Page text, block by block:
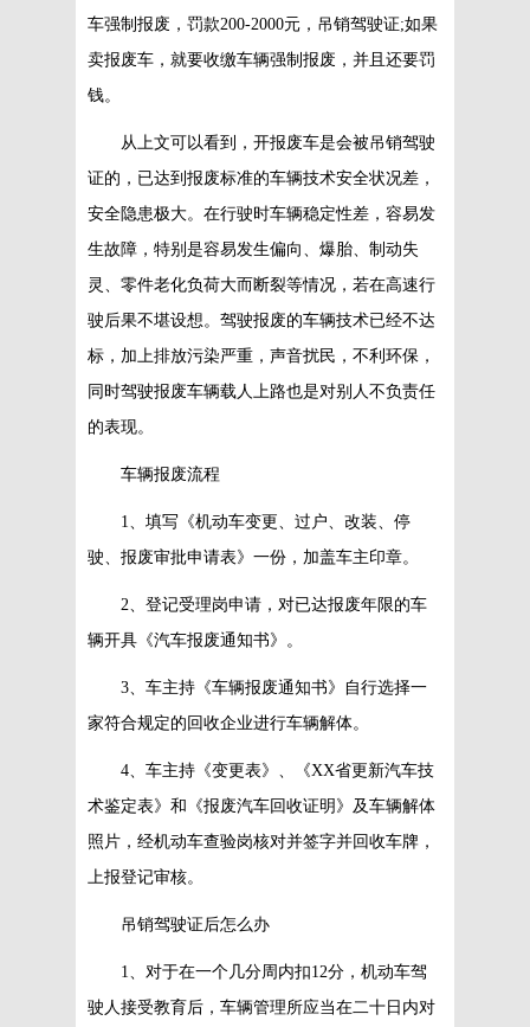
车强制报废，罚款200-2000元，吊销驾驶证;如果
卖报废车，就要收缴车辆强制报废，并且还要罚
钱。
从上文可以看到，开报废车是会被吊销驾驶
证的，已达到报废标准的车辆技术安全状况差，
安全隐患极大。在行驶时车辆稳定性差，容易发
生故障，特别是容易发生偏向、爆胎、制动失
灵、零件老化负荷大而断裂等情况，若在高速行
驶后果不堪设想。驾驶报废的车辆技术已经不达
标，加上排放污染严重，声音扰民，不利环保，
同时驾驶报废车辆载人上路也是对别人不负责任
的表现。
车辆报废流程
1、填写《机动车变更、过户、改装、停
驶、报废审批申请表》一份，加盖车主印章。
2、登记受理岗申请，对已达报废年限的车
辆开具《汽车报废通知书》。
3、车主持《车辆报废通知书》自行选择一
家符合规定的回收企业进行车辆解体。
4、车主持《变更表》、《XX省更新汽车技
术鉴定表》和《报废汽车回收证明》及车辆解体
照片，经机动车查验岗核对并签字并回收车牌，
上报登记审核。
吊销驾驶证后怎么办
1、对于在一个几分周内扣12分，机动车驾
驶人接受教育后，车辆管理所应当在二十日内对